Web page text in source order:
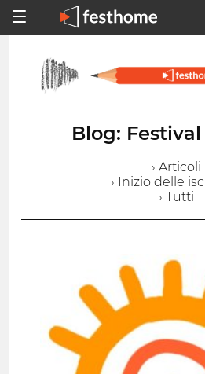
Blog:
› Articoli
› Inizio delle
› Tutti